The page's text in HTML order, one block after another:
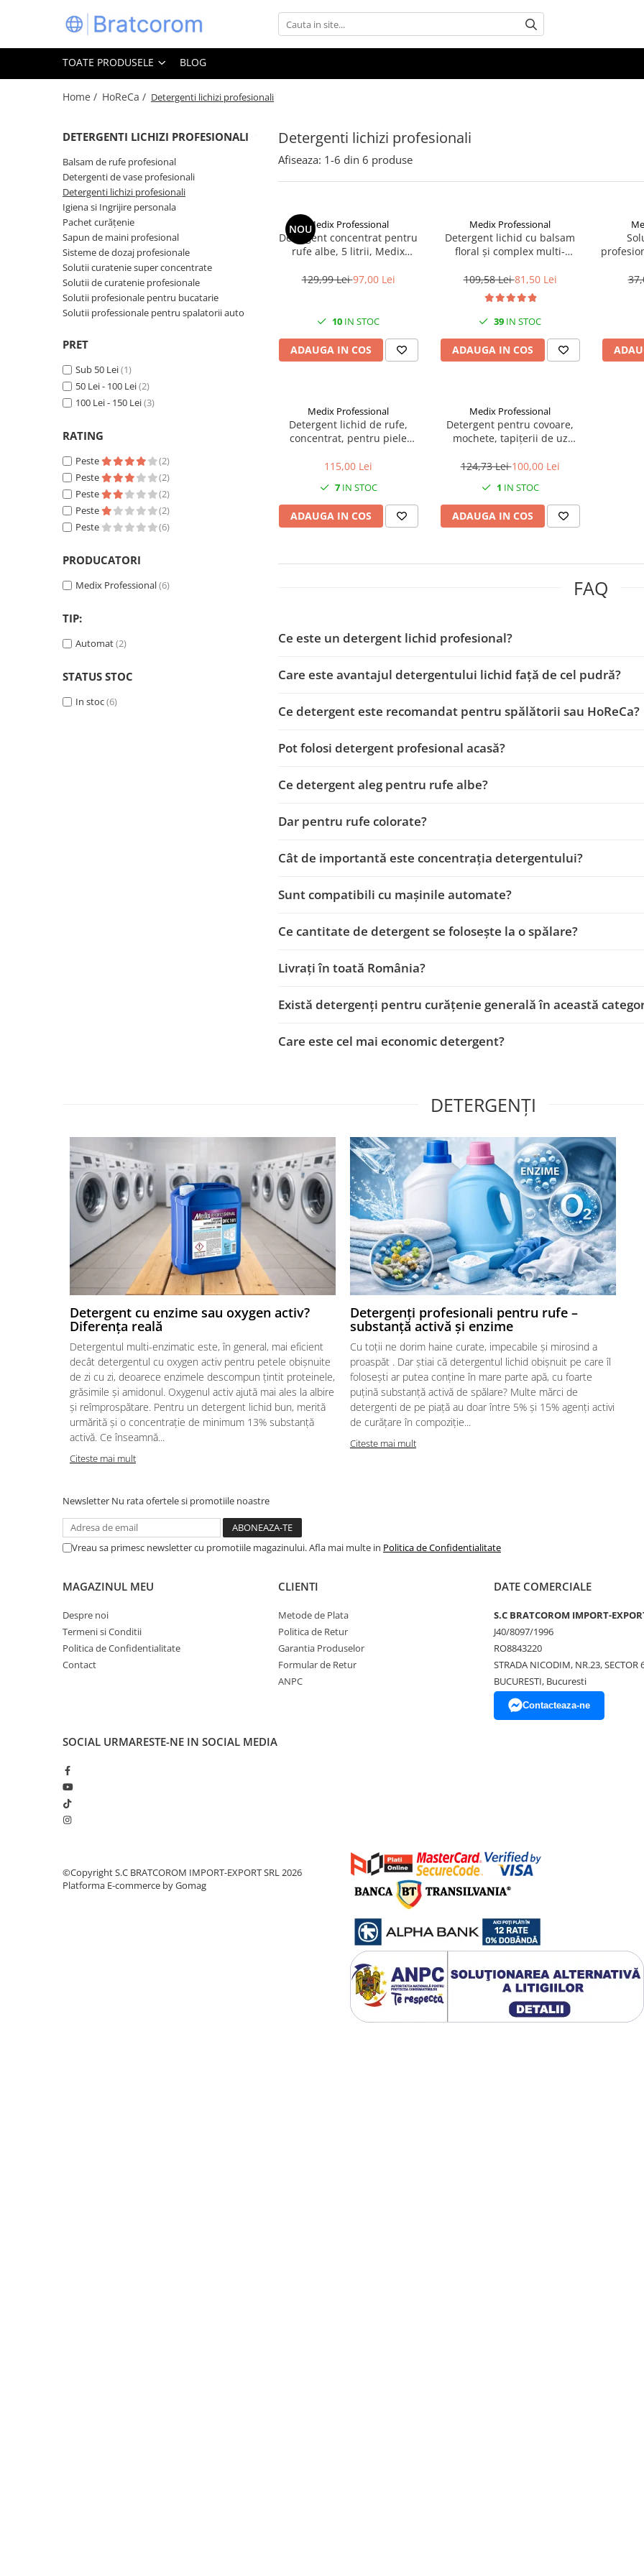
Toate Produsele
Articole animale
Adapatoare animale
Hrana pentru caini
Hrana pentru pisici
Produse igiena externa animale
Bucatarii de vara Tuozi
Articole ambalare
Articole bucatarie
Articole mobila
Articole organizare
Articole Sportive
Cutii postale
Electronice si electrocasnice
Incalzire si racire
Usi si porti
Constructii
Accesorii gips carton
Accesorii gresie si faianta
Accesorii pentru faianta, gresie si
Accesorii polizare si slefuire
Accesorii vopsire si tencuire
Materiale electrice
Sarma constructii
Suporturi lumanari
Cosuri de gunoi
Maturi, Mopuri si galeti
Prosoape de hartie si servetele
Servetele umede
Solutii universale
Accesorii pentru gradina
Aparate pentru stropit gradina
Articole antidaunatori gradina
Furtunuri gradinarit
Ghivece si suporturi
Hamace si leagane
Lampi solare
Leagane copii
Mufe si conectori irigare
Panouri si elemente gard
Pavaje si borduri
Unelte gradinarit
Balsam de rufe profesional
Pentru spalare manuala
TOATE PRODUSELE BLOG
Home / HoReCa / Detergenti lichizi profesionali
Detergenti lichizi profesionali
DETERGENTI LICHIZI PROFESIONALI
Balsam de rufe profesional
Detergenti de vase profesionali
Detergenti lichizi profesionali
Igiena si Ingrijire personala
Pachet curățenie
Sapun de maini profesional
Sisteme de dozaj profesionale
Solutii curatenie super concentrate
Solutii de curatenie profesionale
Solutii profesionale pentru bucatarie
Solutii professionale pentru spalatorii auto
PRET
Sub 50 Lei(1)
50 Lei - 100 Lei(2)
100 Lei - 150 Lei(3)
RATING
Peste
(2)
Peste
(2)
Peste
(2)
Peste
(2)
Peste
(6)
PRODUCATORI
Medix Professional(6)
TIP:
Automat(2)
STATUS STOC
In stoc(6)
Afiseaza: 1-6 din 6 produse
NOUMedix Professional
Detergent concentrat pentru
rufe albe, 5 litrii, Medix
129,99 Lei97,00 Lei
10 IN STOC
ADAUGA IN COS
Medix Professional
Detergent lichid cu balsam
floral și complex multi-
Professional
109,58 Lei81,50 Lei
39 IN STOC
ADAUGA IN COS
Medix Professional
Detergent lichid de rufe,
concentrat, pentru piele
fosfati si alergeni de parfum
115,00 Lei
7IN STOC
ADAUGA IN COS
Medix Professional
Detergent pentru covoare,
mochete, tapițerii de uz
Professional
124,73 Lei100,00 Lei
1 IN STOC
ADAUGA IN COS
FAQ
Ce este un detergent lichid profesional?
Care este avantajul detergentului lichid față de cel pudră?
Ce detergent este recomandat pentru spălătorii sau HoReCa?
Pot folosi detergent profesional acasă?
Ce detergent aleg pentru rufe albe?
Dar pentru rufe colorate?
Cât de importantă este concentrația detergentului?
Sunt compatibili cu mașinile automate?
Ce cantitate de detergent se folosește la o spălare?
Livrați în toată România?
Există detergenți pentru curățenie generală în această
Care este cel mai economic detergent?
DETERGENȚI
Detergent cu enzime sau oxygen activ?
Diferența reală
Detergentul multi-enzimatic este, în general, mai eficient
decât detergentul cu oxygen activ pentru petele obișnuite
de zi cu zi, deoarece enzimele descompun țintit proteinele,
grăsimile și amidonul. Oxygenul activ ajută mai ales la albire
și reîmprospătare. Pentru un detergent lichid bun, merită
urmărită și o concentrație de minimum 13% substanță
activă. Ce înseamnă...
Citeste mai mult
Detergenți profesionali pentru rufe –
substanță activă și enzime
Cu toții ne dorim haine curate, impecabile și mirosind a
proaspăt . Dar știai că detergentul lichid obișnuit pe care îl
folosești ar putea conține în mare parte apă, cu foarte
puțină substanță activă de spălare? Multe mărci de
detergenti de pe piață au doar între 5% și 15% agenți activi
de curățare în compoziție...
Citeste mai mult
Newsletter Nu rata ofertele si promotiile noastre
Vreau sa primesc newsletter cu promotiile magazinului. Afla mai multe in Politica de Confidentialitate
MAGAZINUL MEU
Despre noi
Termeni si Conditii
Politica de Confidentialitate
Contact
CLIENTI
Metode de Plata
Politica de Retur
Garantia Produselor
Formular de Retur
ANPC
DATE COMERCIALE
S.C BRATCOROM IMPORT-
J40/8097/1996
RO8843220
STRADA NICODIM, NR.23, SECTOR
BUCURESTI, Bucuresti
Contacteaza-ne
SOCIAL URMARESTE-NE IN SOCIAL MEDIA
©Copyright S.C BRATCOROM IMPORT-EXPORT SRL 2026
Platforma E-commerce by Gomag